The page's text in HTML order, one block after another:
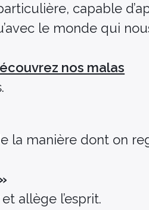
capable
le monde qui
nos malas
la manière dont on
allège l’esprit.